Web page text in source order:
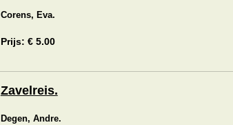
Corens, Eva.
Prijs: € 5.00
Zavelreis.
Degen, Andre.